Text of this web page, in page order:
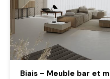
Biais – Meuble bar et